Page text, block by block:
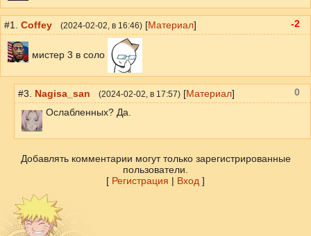
#1. Coffey (2024-02-02 , в 16:46) [Материал]
мистер 3 в соло
-2
#3. Nagisa_san (2024-02-02 , в 17:57) [Материал]
Ослабленных? Да.
0
Добавлять комментарии могут только зарегистрированные
пользователи.
[ Регистрация | Вход ]